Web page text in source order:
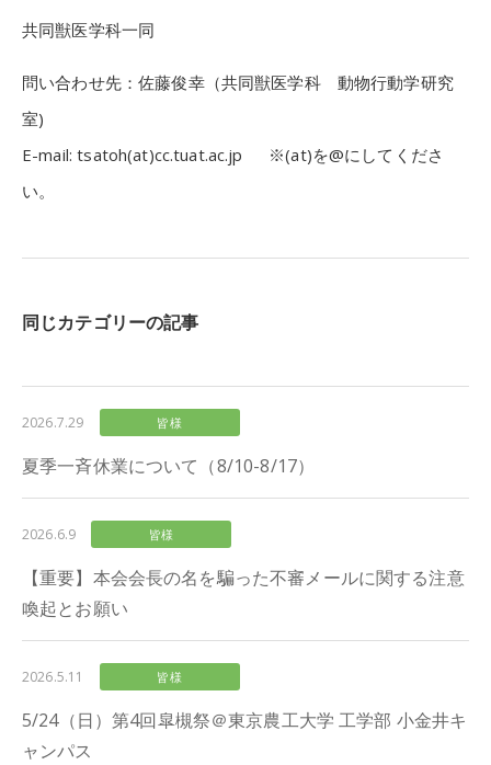
共同獣医学科一同
問い合わせ先：佐藤俊幸（共同獣医学科 動物行動学研究
室)
E-mail: tsatoh(at)cc.tuat.ac.jp ※(at)を@にしてくださ
い。
同じカテゴリーの記事
2026.7.29 皆様
夏季一斉休業について（8/10-8/17）
2026.6.9 皆様
【重要】本会会長の名を騙った不審メールに関する注意
喚起とお願い
2026.5.11 皆様
5/24（日）第4回皐槻祭＠東京農工大学 工学部 小金井キ
ャンパス